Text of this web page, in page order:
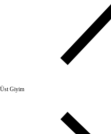
Üst Giyim